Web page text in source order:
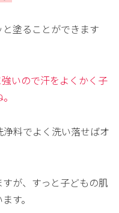
塗ることができます
いので汗をよくかく子
料でよく洗い落せばオ
が、すっと子どもの肌
す。